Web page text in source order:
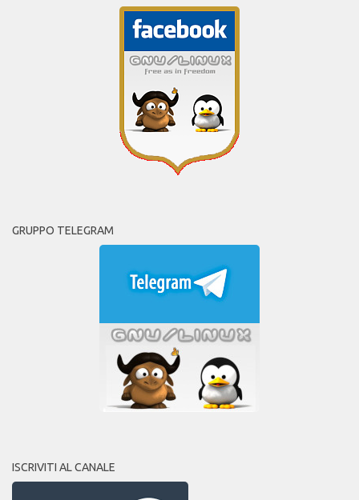
GRUPPO TELEGRAM
ISCRIVITI AL CANALE